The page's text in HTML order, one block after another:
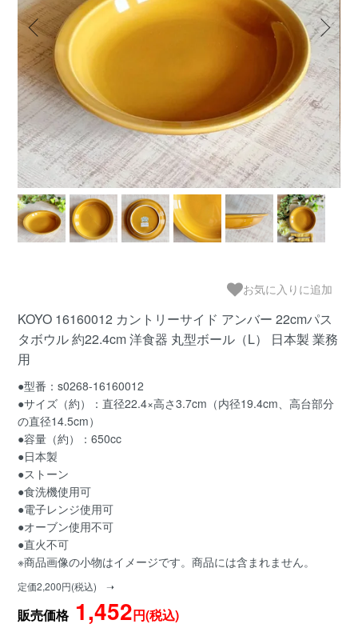
お気に入りに追加
KOYO 16160012 カントリーサイド アンバー 22cmパス
タボウル 約22.4cm 洋食器 丸型ボール（L） 日本製 業務
用
●型番：s0268-16160012
●サイズ（約）：直径22.4×高さ3.7cm（内径19.4cm、高台部分
の直径14.5cm）
●容量（約）：650cc
●日本製
●ストーン
●食洗機使用可
●電子レンジ使用可
●オーブン使用不可
●直火不可
※商品画像の小物はイメージです。商品には含まれません。
定価2,200円(税込) ➝
販売価格1,452円(税込)